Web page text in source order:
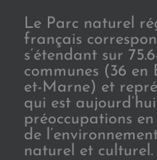
Le Parc naturel
français
s’étendant sur
communes (36 en
et-Marne) et
qui est
préoccupations
de
naturel et culturel.